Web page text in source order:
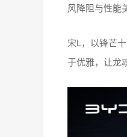
风降阻与性能
宋L，以锋芒
于优雅，让龙